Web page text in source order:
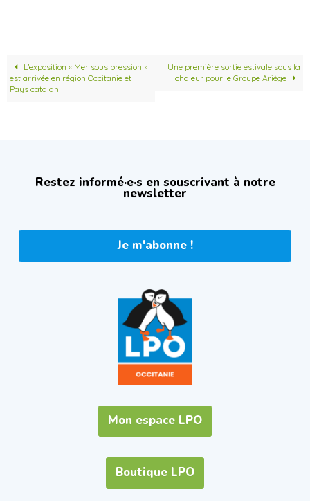
L’exposition « Mer sous pression »
est arrivée en région Occitanie et
Pays catalan
Une première sortie estivale sous la
chaleur pour le Groupe Ariège
Restez informé·e·s en souscrivant à notre
newsletter
Je m'abonne !
Mon espace LPO
Boutique LPO